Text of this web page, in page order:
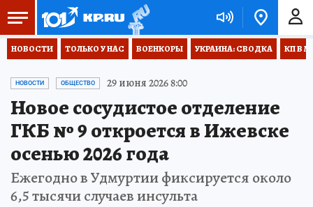
НОВОСТИ ТОЛЬКО У НАС ВОЕНКОРЫ УКРАИНА: СВОДКА КП В
НОВОСТИ ОБЩЕСТВО 29 июня 2026 8:00
Новое сосудистое отделение
ГКБ № 9 откроется в Ижевске
осенью 2026 года
Ежегодно в Удмуртии фиксируется около
6,5 тысячи случаев инсульта